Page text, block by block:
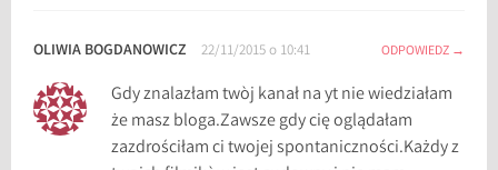
OLIWIA BOGDANOWICZ 22/11/2015 o 10:41 ODPOWIEDZ
Gdy znalazłam twòj kanał na yt nie wiedziałam
że masz bloga.Zawsze gdy cię oglądałam
zazdrościłam ci twojej spontaniczności.Każdy z